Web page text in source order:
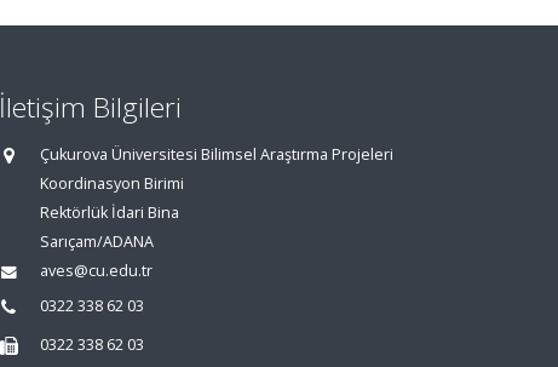
İletişim Bilgileri
Çukurova Üniversitesi Bilimsel Araştırma Projeleri
Koordinasyon Birimi
Rektörlük İdari Bina
Sarıçam/ADANA
aves@cu.edu.tr
0322 338 62 03
0322 338 62 03